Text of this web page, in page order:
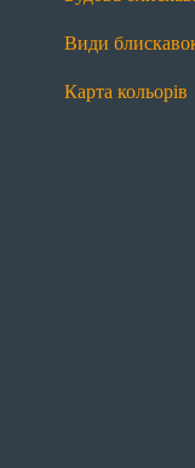
Види
Карта кольорів
Для одягу
Т6